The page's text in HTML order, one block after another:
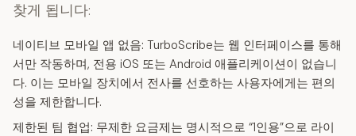
찾게 됩니다:
네이티브 모바일 앱 없음: TurboScribe는 웹 인터페이스를 통해
서만 작동하며, 전용 iOS 또는 Android 애플리케이션이 없습니
다. 이는 모바일 장치에서 전사를 선호하는 사용자에게는 편의
성을 제한합니다.
제한된 팀 협업: 무제한 요금제는 명시적으로 “1인용”으로 라이